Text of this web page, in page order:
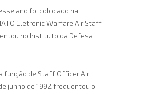
ano foi colocado na
Eletronic Warfare Air Staff
no Instituto da Defesa
função de Staff Officer Air
junho de 1992 frequentou o